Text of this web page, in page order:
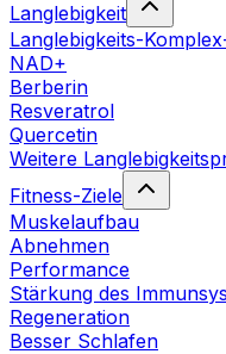
Langlebigkeit
Langlebigkeits-
NAD+
Berberin
Resveratrol
Quercetin
Weitere
Fitness-Ziele
Muskelaufbau
Abnehmen
Performance
Stärkung des
Regeneration
Besser Schlafen